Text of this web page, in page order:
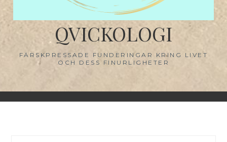
QVICKOLOGI
FÄRSKPRESSADE FUNDERINGAR KRING LIVET
OCH DESS FINURLIGHETER